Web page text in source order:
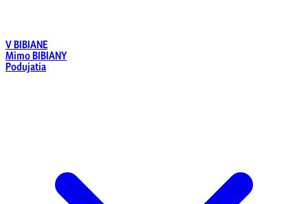
V BIBIANE
Mimo BIBIANY
Podujatia